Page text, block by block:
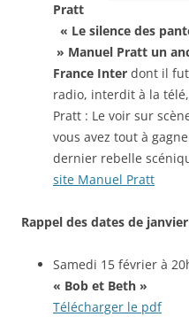
Pratt
« Le silence des
» Manuel Pratt un
France Inter dont il
radio, interdit à la
Pratt : Le voir sur
vous avez tout à
dernier rebelle
site Manuel Pratt
Rappel des dates de
Samedi 15 février à
« Bob et Beth »
Télécharger le pdf